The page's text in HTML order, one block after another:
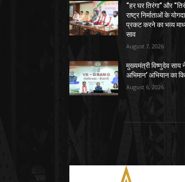
“हर घर तिरंगा” और
राष्ट्र निर्माताओं के
प्रकट करने का भव्य
साव
August 7, 2026
मुख्यमंत्री विष्णुदेव साय
अभिमान’ अभियान का
August 6, 2026